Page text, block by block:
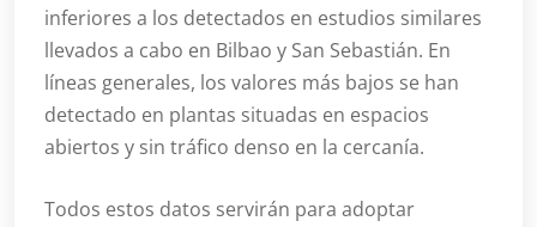
inferiores a los detectados en estudios similares
llevados a cabo en Bilbao y San Sebastián. En
líneas generales, los valores más bajos se han
detectado en plantas situadas en espacios
abiertos y sin tráfico denso en la cercanía.
Todos estos datos servirán para adoptar